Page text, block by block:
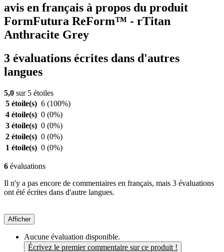
avis en français à propos du produit
FormFutura ReForm™ - rTitan
Anthracite Grey
3 évaluations écrites dans d'autres
langues
5,0 sur 5 étoiles
5 étoile(s) 6 (100%)
4 étoile(s) 0 (0%)
3 étoile(s) 0 (0%)
2 étoile(s) 0 (0%)
1 étoile(s) 0 (0%)
6 évaluations
Il n'y a pas encore de commentaires en français, mais 3 évaluations
ont été écrites dans d'autre langues.
Afficher
Aucune évaluation disponible.
Écrivez le premier commentaire sur ce produit !